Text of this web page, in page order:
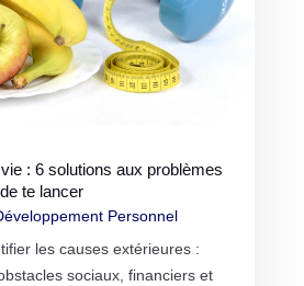
: 6 solutions aux problèmes
te lancer
Personnel
les causes extérieures :
sociaux, financiers et